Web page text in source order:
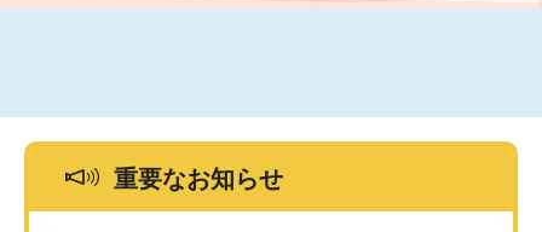
重要なお知らせ